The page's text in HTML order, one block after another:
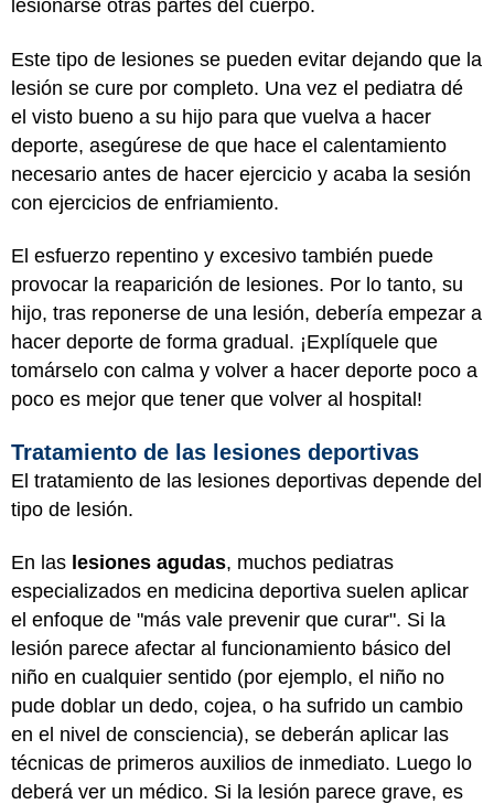
lesionarse otras partes del cuerpo.
Este tipo de lesiones se pueden evitar dejando que la
lesión se cure por completo. Una vez el pediatra dé
el visto bueno a su hijo para que vuelva a hacer
deporte, asegúrese de que hace el calentamiento
necesario antes de hacer ejercicio y acaba la sesión
con ejercicios de enfriamiento.
El esfuerzo repentino y excesivo también puede
provocar la reaparición de lesiones. Por lo tanto, su
hijo, tras reponerse de una lesión, debería empezar a
hacer deporte de forma gradual. ¡Explíquele que
tomárselo con calma y volver a hacer deporte poco a
poco es mejor que tener que volver al hospital!
Tratamiento de las lesiones deportivas
El tratamiento de las lesiones deportivas depende del
tipo de lesión.
En las lesiones agudas, muchos pediatras
especializados en medicina deportiva suelen aplicar
el enfoque de "más vale prevenir que curar". Si la
lesión parece afectar al funcionamiento básico del
niño en cualquier sentido (por ejemplo, el niño no
pude doblar un dedo, cojea, o ha sufrido un cambio
en el nivel de consciencia), se deberán aplicar las
técnicas de primeros auxilios de inmediato. Luego lo
deberá ver un médico. Si la lesión parece grave, es